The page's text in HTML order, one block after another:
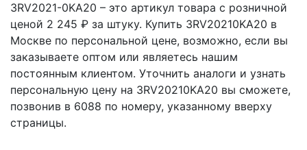
3RV2021-0KA20 – это артикул товара с розничной
ценой 2 245 ₽ за штуку. Купить 3RV20210KA20 в
Москве по персональной цене, возможно, если вы
заказываете оптом или являетесь нашим
постоянным клиентом. Уточнить аналоги и узнать
персональную цену на 3RV20210KA20 вы сможете,
позвонив в 6088 по номеру, указанному вверху
страницы.